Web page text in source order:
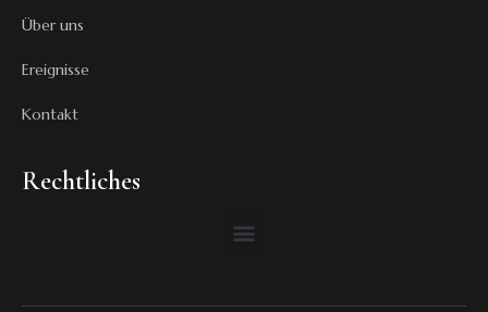
Über uns
Ereignisse
Kontakt
Rechtliches